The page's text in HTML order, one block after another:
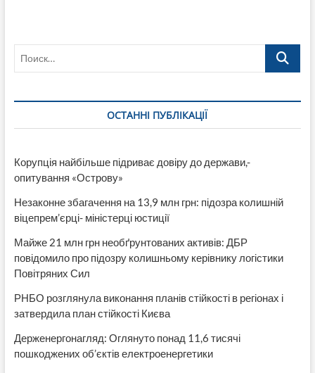
мерах
Поиск…
ОСТАННІ ПУБЛІКАЦІЇ
Корупція найбільше підриває довіру до держави,-
опитування «Острову»
Незаконне збагачення на 13,9 млн грн: підозра колишній
віцепрем’єрці- міністерці юстиції
Майже 21 млн грн необґрунтованих активів: ДБР
повідомило про підозру колишньому керівнику логістики
Повітряних Сил
РНБО розглянула виконання планів стійкості в регіонах і
затвердила план стійкості Києва
Держенергонагляд: Оглянуто понад 11,6 тисячі
пошкоджених об’єктів електроенергетики